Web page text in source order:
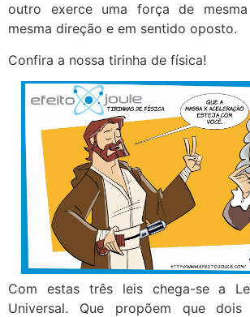
outro exerce uma força de
mesma direção e em sentido oposto.
Confira a nossa tirinha de física!
Com estas três leis chega-se a
Universal. Que propõem que